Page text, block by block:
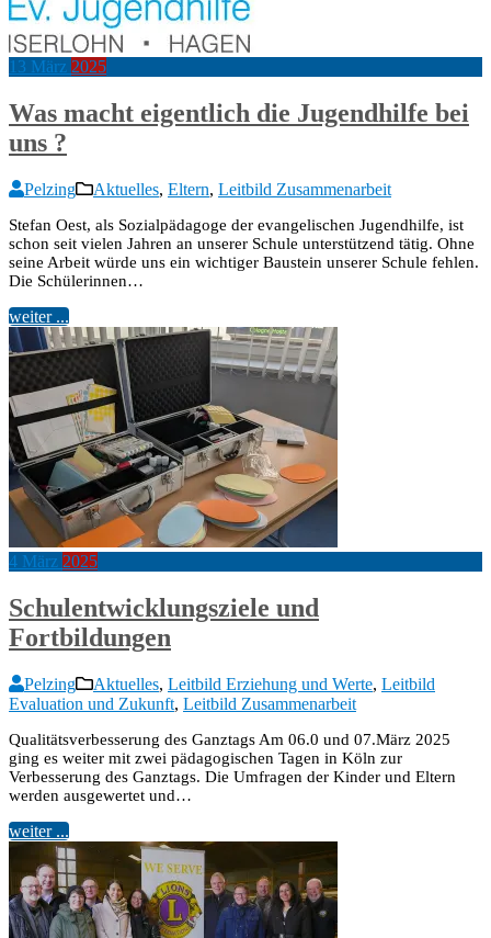
13 März 2025
Was macht eigentlich die Jugendhilfe bei
uns ?
Pelzing Aktuelles, Eltern, Leitbild Zusammenarbeit
Stefan Oest, als Sozialpädagoge der evangelischen Jugendhilfe, ist
schon seit vielen Jahren an unserer Schule unterstützend tätig. Ohne
seine Arbeit würde uns ein wichtiger Baustein unserer Schule fehlen.
Die Schülerinnen…
weiter ...
4 März 2025
Schulentwicklungsziele und
Fortbildungen
Pelzing Aktuelles, Leitbild Erziehung und Werte, Leitbild
Evaluation und Zukunft, Leitbild Zusammenarbeit
Qualitätsverbesserung des Ganztags Am 06.0 und 07.März 2025
ging es weiter mit zwei pädagogischen Tagen in Köln zur
Verbesserung des Ganztags. Die Umfragen der Kinder und Eltern
werden ausgewertet und…
weiter ...